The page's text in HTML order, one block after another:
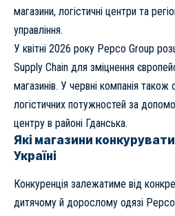
магазини, логістичні центри та
управління.
У квітні 2026 року Pepco Group
Supply Chain для зміцнення
магазинів. У червні компанія
логістичних потужностей за
центру в районі Гданська.
Які магазини
Україні
Конкуренція залежатиме від
дитячому й дорослому одязі Pepco